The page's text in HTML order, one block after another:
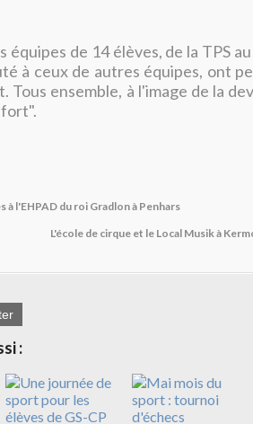
équipes de 14 élèves, de la TPS
à ceux de autres équipes, ont
ensemble, à l'image de la
à l'EHPAD du roi Gradlon à Penhars
L'école de cirque et le Local Musik à
: